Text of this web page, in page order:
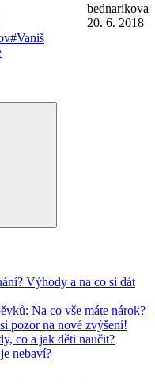
bednarikova
20. 6. 2018
#Vaniš
Výhody a na co si dát
Na co vše máte nárok?
pozor na nové zvýšení!
co a jak děti naučit?
nebaví?